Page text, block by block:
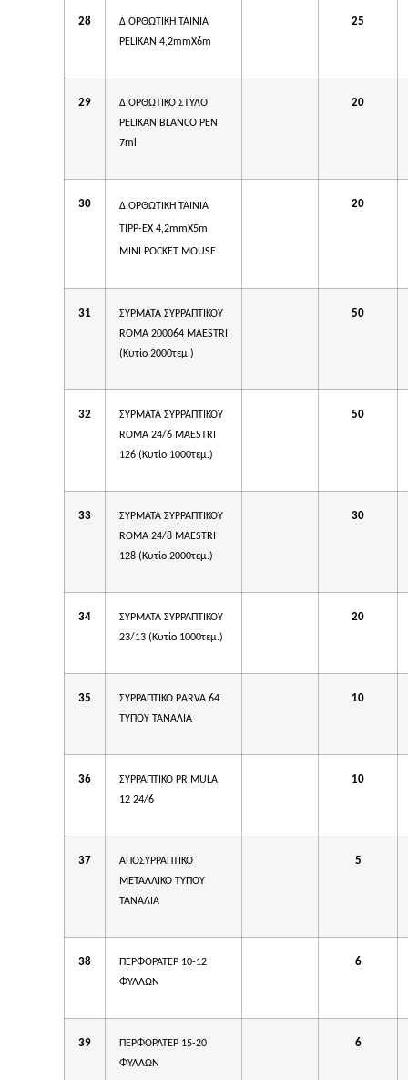
28
ΔΙΟΡΘΩΤΙΚΗ ΤΑΙΝΙΑ
PELIKAN 4,2mmΧ6m
25
29
ΔΙΟΡΘΩΤΙΚΟ ΣΤΥΛΟ
PΕLIKAN BLANCO PEN
7ml
20
30 ΔΙΟΡΘΩΤΙΚΗ ΤΑΙΝΙΑ
TIPP-EX 4,2mmΧ5m
MINI POCKET MOUSE
20
31
ΣΥΡΜΑΤΑ ΣΥΡΡΑΠΤΙΚΟΥ
ROMA 200064 MAESTRI
(Κυτίο 2000τεμ.)
50
32
ΣΥΡΜΑΤΑ ΣΥΡΡΑΠΤΙΚΟΥ
ROMA 24/6 MAESTRI
126 (Κυτίο 1000τεμ.)
50
33
ΣΥΡΜΑΤΑ ΣΥΡΡΑΠΤΙΚΟΥ
ROMA 24/8 MAESTRI
128 (Κυτίο 2000τεμ.)
30
34
ΣΥΡΜΑΤΑ ΣΥΡΡΑΠΤΙΚΟΥ
23/13 (Κυτίο 1000τεμ.)
20
35
ΣΥΡΡΑΠΤΙΚΟ PΑRVA 64
ΤΥΠΟΥ ΤΑΝΑΛΙΑ
10
36
ΣΥΡΡΑΠΤΙΚΟ PRIMULA
12 24/6
10
37
AΠΟΣΥΡΡΑΠΤΙΚΟ
ΜΕΤΑΛΛΙΚΟ ΤΥΠΟΥ
ΤΑΝΑΛΙΑ
5
38
ΠΕΡΦΟΡΑΤΕΡ 10-12
ΦΥΛΛΩΝ
6
39
ΠΕΡΦΟΡΑΤΕΡ 15-20
ΦΥΛΛΩΝ
6